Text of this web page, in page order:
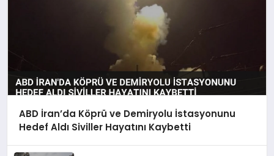
ABD İran’da Köprü ve Demiryolu İstasyonunu
Hedef Aldı Siviller Hayatını Kaybetti